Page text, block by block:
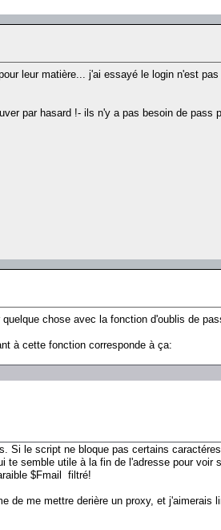
leur matière... j'ai essayé le login n'est pas
par hasard !- ils n'y a pas besoin de pass
chose avec la fonction d'oublis de
à cette fonction corresponde à ça:
Si le script ne bloque pas certains
te semble utile à la fin de l'adresse pour
$Fmail filtré!
me mettre derière un proxy, et j'aimerais